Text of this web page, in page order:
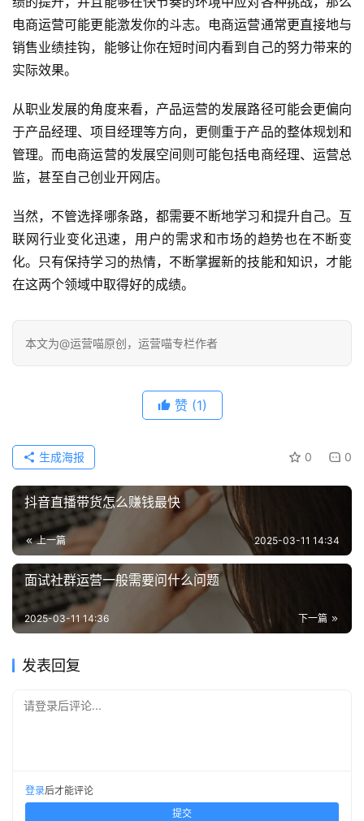
电商运营可能更能激发你的斗志。电商运营通常更直接地与
销售业绩挂钩，能够让你在短时间内看到自己的努力带来的
实际效果。
从职业发展的角度来看，产品运营的发展路径可能会更偏向
于产品经理、项目经理等方向，更侧重于产品的整体规划和
管理。而电商运营的发展空间则可能包括电商经理、运营总
监，甚至自己创业开网店。
当然，不管选择哪条路，都需要不断地学习和提升自己。互
联网行业变化迅速，用户的需求和市场的趋势也在不断变
化。只有保持学习的热情，不断掌握新的技能和知识，才能
在这两个领域中取得好的成绩。
本文为@运营喵原创，运营喵专栏作者
赞 (1)
0 0
生成海报
抖音直播带货怎么赚钱最快
上一篇 2025-03-11 14:34
面试社群运营一般需要问什么问题
下一篇
2025-03-11 14:36
发表回复
请登录后评论...
登录后才能评论
提交